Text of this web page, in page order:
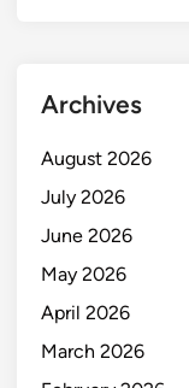
Archives
August 2026
July 2026
June 2026
May 2026
April 2026
March 2026